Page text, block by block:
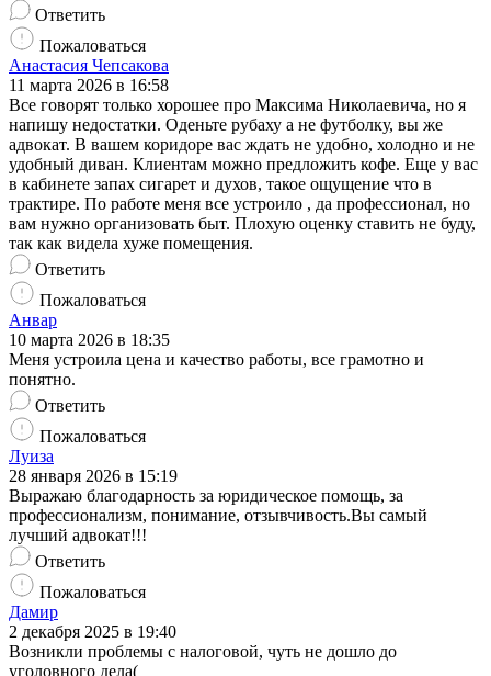
Ответить
Пожаловаться
Анастасия Чепсакова
11 марта 2026 в 16:58
Все говорят только хорошее про Максима Николаевича, но я
напишу недостатки. Оденьте рубаху а не футболку, вы же
адвокат. В вашем коридоре вас ждать не удобно, холодно и не
удобный диван. Клиентам можно предложить кофе. Еще у вас
в кабинете запах сигарет и духов, такое ощущение что в
трактире. По работе меня все устроило , да профессионал, но
вам нужно организовать быт. Плохую оценку ставить не буду,
так как видела хуже помещения.
Ответить
Пожаловаться
Анвар
10 марта 2026 в 18:35
Меня устроила цена и качество работы, все грамотно и
понятно.
Ответить
Пожаловаться
Луиза
28 января 2026 в 15:19
Выражаю благодарность за юридическое помощь, за
профессионализм, понимание, отзывчивость.Вы самый
лучший адвокат!!!
Ответить
Пожаловаться
Дамир
2 декабря 2025 в 19:40
Возникли проблемы с налоговой, чуть не дошло до
уголовного дела(